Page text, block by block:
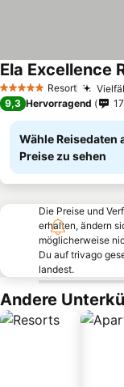
5 Sterne Resort
Ela Excellence
9,3 Hervorragend
Wähle Reisedaten
Preise zu sehen
Die Preise und
erhalten, ändern
möglicherweise
Du auf trivago
landest.
Andere